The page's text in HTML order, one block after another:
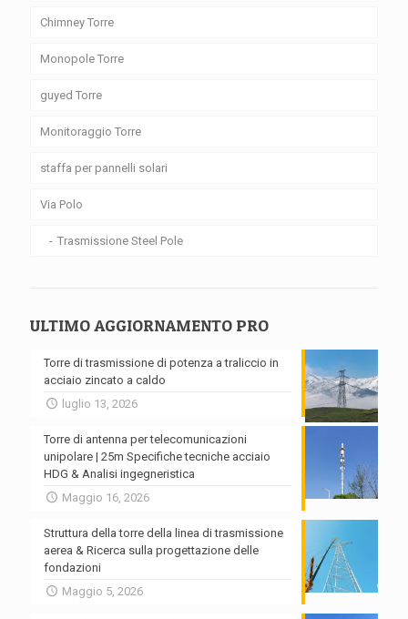
Chimney Torre
Monopole Torre
guyed Torre
Monitoraggio Torre
staffa per pannelli solari
Via Polo
Trasmissione Steel Pole
ULTIMO AGGIORNAMENTO PRO
Torre di trasmissione di potenza a traliccio in
acciaio zincato a caldo
luglio 13, 2026
Torre di antenna per telecomunicazioni
unipolare | 25m Specifiche tecniche acciaio
HDG & Analisi ingegneristica
Maggio 16, 2026
Struttura della torre della linea di trasmissione
aerea & Ricerca sulla progettazione delle
fondazioni
Maggio 5, 2026